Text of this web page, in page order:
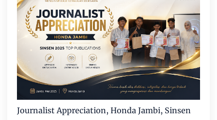
Journalist Appreciation, Honda Jambi, Sinsen